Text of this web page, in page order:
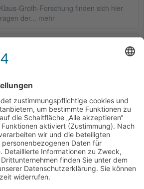
Groth-Forschung finden sich hier
der... mehr
und diskutieren...
Mehrwertsteuer zzgl.Versandkostenund ggf.
wenn nicht anders beschrieben